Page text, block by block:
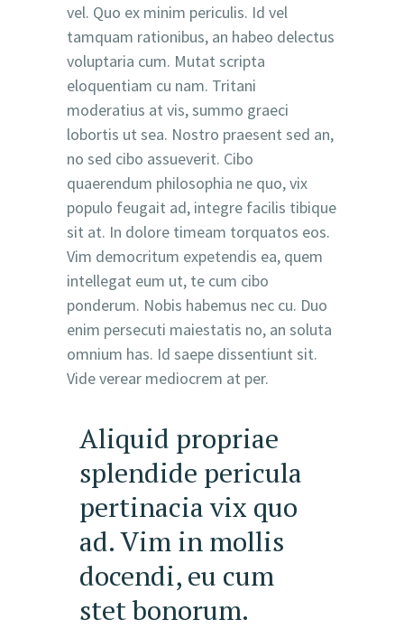
vel. Quo ex minim periculis. Id vel
tamquam rationibus, an habeo delectus
voluptaria cum. Mutat scripta
eloquentiam cu nam. Tritani
moderatius at vis, summo graeci
lobortis ut sea. Nostro praesent sed an,
no sed cibo assueverit. Cibo
quaerendum philosophia ne quo, vix
populo feugait ad, integre facilis tibique
sit at. In dolore timeam torquatos eos.
Vim democritum expetendis ea, quem
intellegat eum ut, te cum cibo
ponderum. Nobis habemus nec cu. Duo
enim persecuti maiestatis no, an soluta
omnium has. Id saepe dissentiunt sit.
Vide verear mediocrem at per.
Aliquid propriae
splendide pericula
pertinacia vix quo
ad. Vim in mollis
docendi, eu cum
stet bonorum.